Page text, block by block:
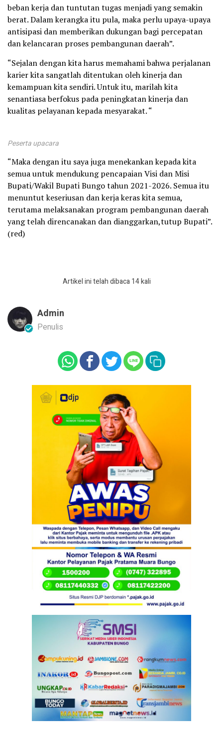
beban kerja dan tuntutan tugas menjadi yang semakin
berat. Dalam kerangka itu pula, maka perlu upaya-upaya
antisipasi dan memberikan dukungan bagi percepatan
dan kelancaran proses pembangunan daerah”.
“Sejalan dengan kita harus memahami bahwa perjalanan
karier kita sangatlah ditentukan oleh kinerja dan
kemampuan kita sendiri. Untuk itu, marilah kita
senantiasa berfokus pada peningkatan kinerja dan
kualitas pelayanan kepada mesyarakat. “
Peserta upacara
“Maka dengan itu saya juga menekankan kepada kita
semua untuk mendukung pencapaian Visi dan Misi
Bupati/Wakil Bupati Bungo tahun 2021-2026. Semua itu
menuntut keseriusan dan kerja keras kita semua,
terutama melaksanakan program pembangunan daerah
yang telah direncanakan dan dianggarkan,tutup Bupati”.
(red)
Artikel ini telah dibaca 14 kali
Admin
Penulis